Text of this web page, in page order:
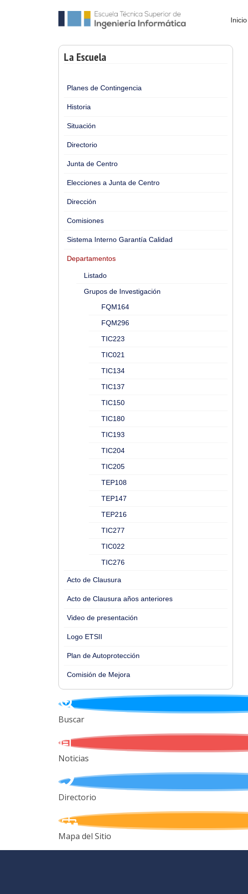
Inicio
La Escuela
Planes de Contingencia
Historia
Situación
Directorio
Junta de Centro
Elecciones a Junta de Centro
Dirección
Comisiones
Sistema Interno Garantía Calidad
Departamentos
Listado
Grupos de Investigación
FQM164
FQM296
TIC223
TIC021
TIC134
TIC137
TIC150
TIC180
TIC193
TIC204
TIC205
TEP108
TEP147
TEP216
TIC277
TIC022
TIC276
Acto de Clausura
Acto de Clausura años anteriores
Video de presentación
Logo ETSII
Plan de Autoprotección
Comisión de Mejora
Buscar
Noticias
Directorio
Mapa del Sitio